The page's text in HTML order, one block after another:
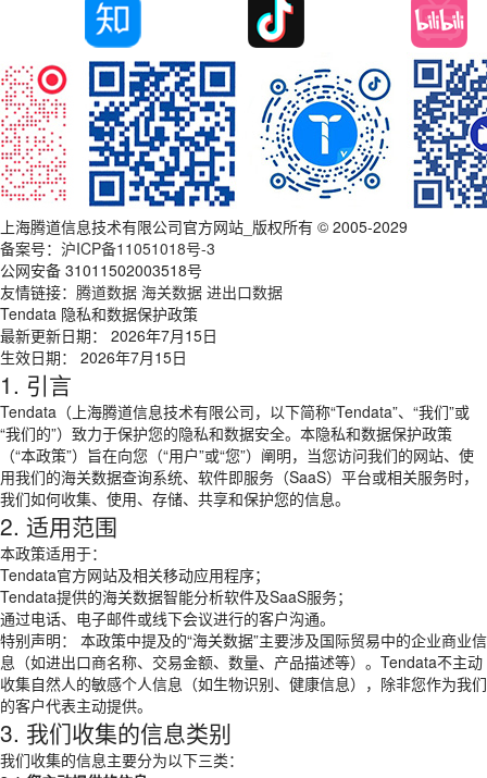
上海腾道信息技术有限公司官方网站_版权所有 © 2005-2029
备案号： 沪ICP备11051018号-3
公网安备 31011502003518号
友情链接： 腾道数据 海关数据 进出口数据
Tendata 隐私和数据保护政策
最新更新日期： 2026年7月15日
生效日期： 2026年7月15日
1. 引言
Tendata（上海腾道信息技术有限公司，以下简称“Tendata”、“我们”或
“我们的”）致力于保护您的隐私和数据安全。本隐私和数据保护政策
（“本政策”）旨在向您（“用户”或“您”）阐明，当您访问我们的网站、使
用我们的海关数据查询系统、软件即服务（SaaS）平台或相关服务时，
我们如何收集、使用、存储、共享和保护您的信息。
2. 适用范围
本政策适用于：
Tendata官方网站及相关移动应用程序；
Tendata提供的海关数据智能分析软件及SaaS服务；
通过电话、电子邮件或线下会议进行的客户沟通。
特别声明： 本政策中提及的“海关数据”主要涉及国际贸易中的企业商业信
息（如进出口商名称、交易金额、数量、产品描述等）。Tendata不主动
收集自然人的敏感个人信息（如生物识别、健康信息），除非您作为我们
的客户代表主动提供。
3. 我们收集的信息类别
我们收集的信息主要分为以下三类：